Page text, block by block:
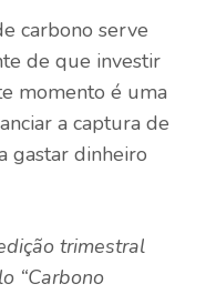
carbono serve
de que investir
momento é uma
a captura de
gastar dinheiro
trimestral
“Carbono